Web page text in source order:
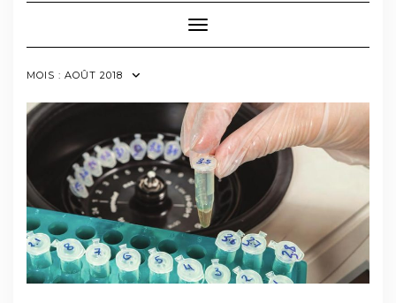
Toggle Navigation
MOIS : AOÛT 2018